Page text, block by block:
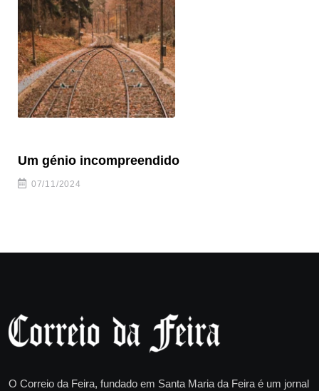
Um génio incompreendido
07/11/2024
O Correio da Feira, fundado em Santa Maria da Feira é um jornal